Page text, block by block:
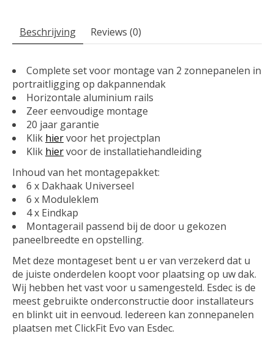
Beschrijving Reviews (0)
Complete set voor montage van 2 zonnepanelen in
portraitligging op dakpannendak
Horizontale aluminium rails
Zeer eenvoudige montage
20 jaar garantie
Klik hiervoor het projectplan
Klik hiervoor de installatiehandleiding
Inhoud van het montagepakket:
6 x Dakhaak Universeel
6 x Moduleklem
4 x Eindkap
Montagerail passend bij de door u gekozen
paneelbreedte en opstelling.
Met deze montageset bent u er van verzekerd dat u
de juiste onderdelen koopt voor plaatsing op uw dak.
Wij hebben het vast voor u samengesteld. Esdec is de
meest gebruikte onderconstructie door installateurs
en blinkt uit in eenvoud. Iedereen kan zonnepanelen
plaatsen met ClickFit Evo van Esdec.